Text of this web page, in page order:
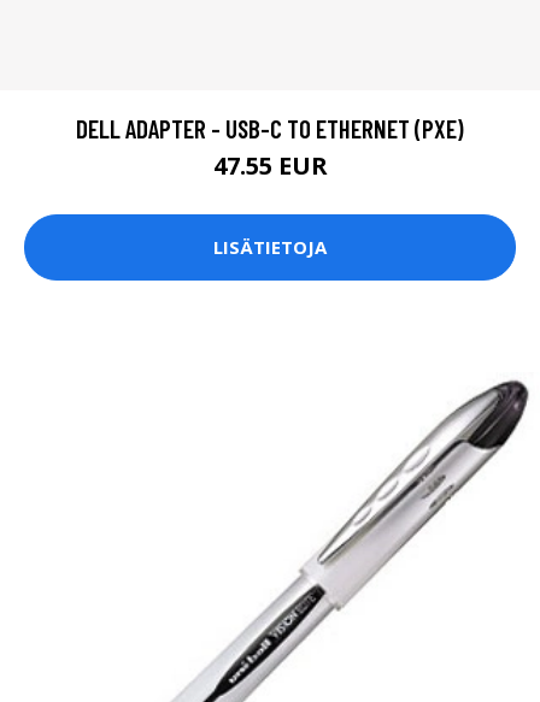
DELL ADAPTER - USB-C TO ETHERNET (PXE)
47.55 EUR
LISÄTIETOJA